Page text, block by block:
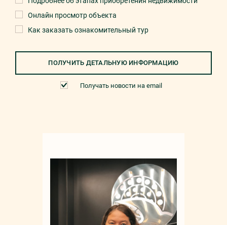
Онлайн просмотр объекта
Как заказать ознакомительный тур
ПОЛУЧИТЬ ДЕТАЛЬНУЮ ИНФОРМАЦИЮ
Получать новости на email